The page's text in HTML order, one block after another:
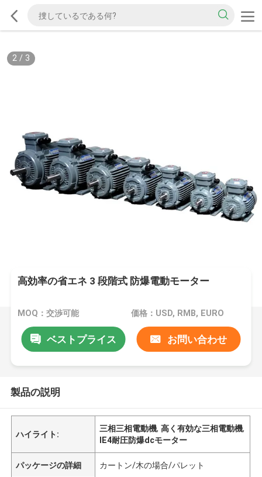
2/ 3
高効率の省エネ 3 段階式 防爆電動モーター
MOQ：交渉可能 価格：USD, RMB, EURO
ベストプライス お問い合わせ
製品の説明
ハイライト:
三相三相電動機,高く有効な三相電動機,
IE4耐圧防爆dcモーター
パッケージの詳細 カートン/木の場合/パレット